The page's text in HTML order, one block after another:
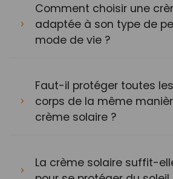
Comment choisir une
adaptée à son type de
mode de vie ?
Faut-il protéger toutes
corps de la même
crème solaire ?
La crème solaire suffit-